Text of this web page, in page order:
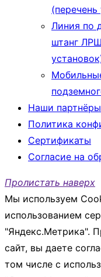
(перечень
Линия по
штанг
Наши партнёры
Политика
Сертификаты
Согласие на
Пролистать наверх
Мы используем
использованием
"Яндекс.Метрика".
сайт, вы даете
том числе с